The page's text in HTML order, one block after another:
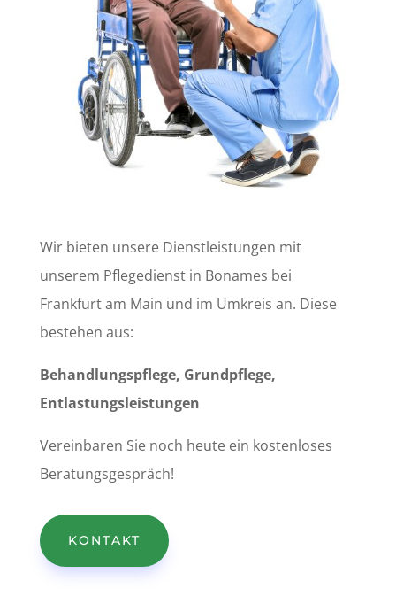
Wir bieten unsere Dienstleistungen mit
unserem Pflegedienst in Bonames bei
Frankfurt am Main und im Umkreis an. Diese
bestehen aus:
Behandlungspflege, Grundpflege,
Entlastungsleistungen
Vereinbaren Sie noch heute ein kostenloses
Beratungsgespräch!
KONTAKT